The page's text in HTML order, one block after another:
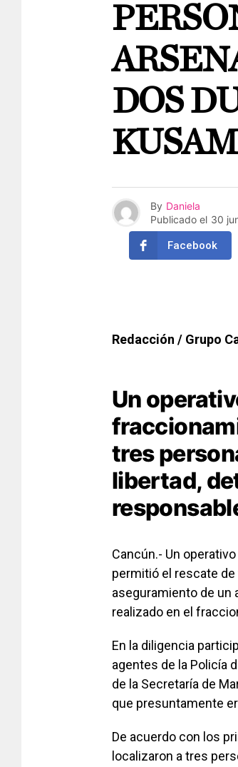
DOS
By Daniela
Publicado el 30
Facebook
Redacción / Grupo
Un
tres
libertad,
Cancún.- Un
permitió el rescate
aseguramiento de un
realizado en el
En la diligencia
agentes de la Policía
de la Secretaría de
que presuntamente
De acuerdo con los
localizaron a tres